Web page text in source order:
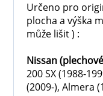
Určeno pro
plocha a výška
může lišit ) :
Nissan
200 SX (1988-
(2009-), Almera